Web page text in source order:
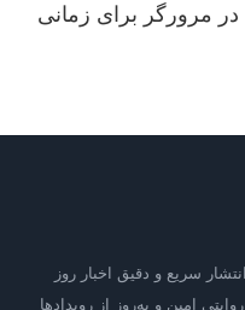
مرورگر برای زمانی
سریع و دقیق اخبار روز
امین و به‌روز از رویدادها